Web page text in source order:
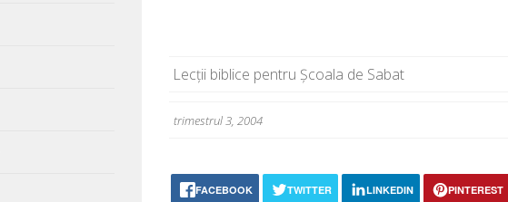
Lecții bibli­ce pen­tru Școala de Sabat
tri­mes­trul 3, 2004
FACEBOOK TWITTER LINKEDIN PINTEREST